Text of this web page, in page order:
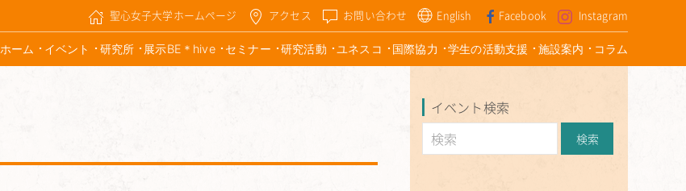
聖心女子大学ホームページ アクセス お問い合わせ English Facebook Instagram
ホーム イベント 研究所 展示BE＊hive セミナー 研究活動 ユネスコ 国際協力 学生の活動支援 施設案内 コラム
イベント検索